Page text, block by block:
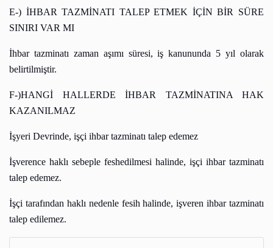
E-) İHBAR TAZMİNATI TALEP ETMEK İÇİN BİR SÜRE
SINIRI VAR MI
İhbar tazminatı zaman aşımı süresi, iş kanununda 5 yıl olarak
belirtilmiştir.
F-)HANGİ HALLERDE İHBAR TAZMİNATINA HAK
KAZANILMAZ
İşyeri Devrinde, işçi ihbar tazminatı talep edemez
İşverence haklı sebeple feshedilmesi halinde, işçi ihbar tazminatı
talep edemez.
İşçi tarafından haklı nedenle fesih halinde, işveren ihbar tazminatı
talep edilemez.